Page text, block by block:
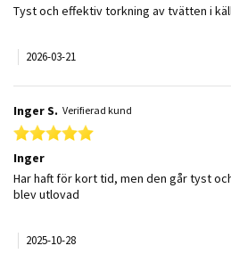
Review by Jonas N. on 21 Mar 2026
review stating Tyst och effektiv
Tyst och effektiv torkning av tvätten i
2026-03-21
Inger S. Verifierad kund
5.0 star rating
Inger
Review by Inger S. on 28 Oct 2025
review stating Inger
Har haft för kort tid, men den går tyst
blev utlovad
2025-10-28